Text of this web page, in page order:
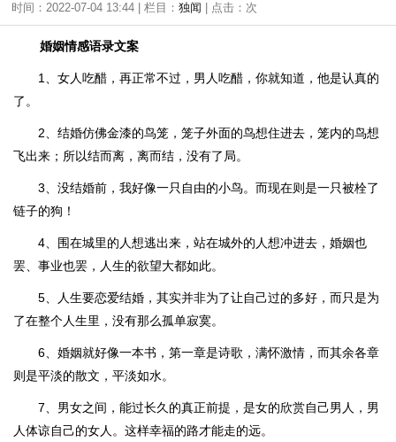
时间：2022-07-04 13:44 | 栏目： 独闻 | 点击： 次
婚姻情感语录文案
1、女人吃醋，再正常不过，男人吃醋，你就知道，他是认真的
了。
2、结婚仿佛金漆的鸟笼，笼子外面的鸟想住进去，笼内的鸟想
飞出来；所以结而离，离而结，没有了局。
3、没结婚前，我好像一只自由的小鸟。而现在则是一只被栓了
链子的狗！
4、围在城里的人想逃出来，站在城外的人想冲进去，婚姻也
罢、事业也罢，人生的欲望大都如此。
5、人生要恋爱结婚，其实并非为了让自己过的多好，而只是为
了在整个人生里，没有那么孤单寂寞。
6、婚姻就好像一本书，第一章是诗歌，满怀激情，而其余各章
则是平淡的散文，平淡如水。
7、男女之间，能过长久的真正前提，是女的欣赏自己男人，男
人体谅自己的女人。这样幸福的路才能走的远。